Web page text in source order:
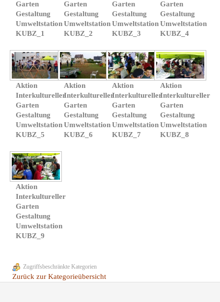
Garten
Gestaltung
Umweltstation
KUBZ_1
Garten
Gestaltung
Umweltstation
KUBZ_2
Garten
Gestaltung
Umweltstation
KUBZ_3
Garten
Gestaltung
Umweltstation
KUBZ_4
Aktion
Interkultureller
Garten
Gestaltung
Umweltstation
KUBZ_5
Aktion
Interkultureller
Garten
Gestaltung
Umweltstation
KUBZ_6
Aktion
Interkultureller
Garten
Gestaltung
Umweltstation
KUBZ_7
Aktion
Interkultureller
Garten
Gestaltung
Umweltstation
KUBZ_8
Aktion
Interkultureller
Garten
Gestaltung
Umweltstation
KUBZ_9
Zugriffsbeschränkte Kategorien
Zurück zur Kategorieübersicht